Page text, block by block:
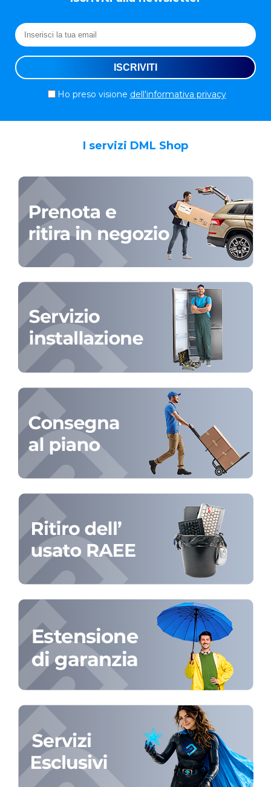
Ho preso visione dell'informativa privacy
I servizi DML Shop